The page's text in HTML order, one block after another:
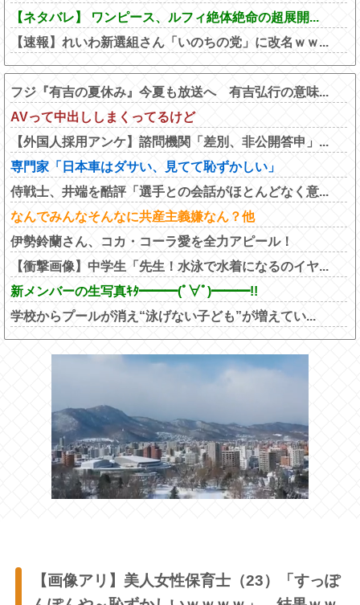
【ネタバレ】 ワンピース、ルフィ絶体絶命の超展開...
【速報】れいわ新選組さん「いのちの党」に改名ｗｗ...
フジ『有吉の夏休み』今夏も放送へ 有吉弘行の意味...
AVって中出ししまくってるけど
【外国人採用アンケ】諮問機関「差別、非公開答申」...
専門家「日本車はダサい、見てて恥ずかしい」
侍戦士、井端を酷評「選手との会話がほとんどなく意...
なんでみんなそんなに共産主義嫌なん？他
伊勢鈴蘭さん、コカ・コーラ愛を全力アピール！
【衝撃画像】中学生「先生！水泳で水着になるのイヤ...
新メンバーの生写真ｷﾀ━━━(ﾟ∀ﾟ)━━━!!
学校からプールが消え“泳げない子ども”が増えてい...
【画像アリ】美人女性保育士（23）「すっぽ